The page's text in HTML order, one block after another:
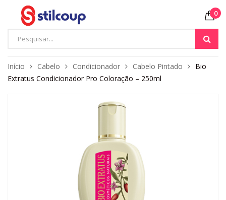
0
Início Cabelo Condicionador Cabelo Pintado
Bio
Extratus Condicionador Pro Coloração – 250ml